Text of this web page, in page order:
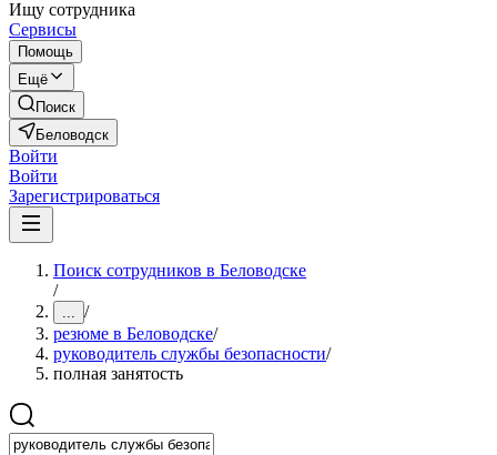
Ищу сотрудника
Сервисы
Помощь
Ещё
Поиск
Беловодск
Войти
Войти
Зарегистрироваться
Поиск сотрудников в Беловодске
/
... /
резюме в Беловодске/
руководитель службы безопасности/
полная занятость